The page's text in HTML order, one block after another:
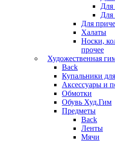
Для
Для
Для
Халаты
Носки,
прочее
Художественная
Back
Купальники
Аксессуары и
Обмотки
Обувь Худ.Гим
Предметы
Back
Ленты
Мячи